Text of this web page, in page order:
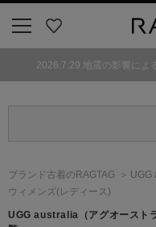
気
2026.7.29 地震の影響によ
ブランド古着のRAGTAG UGG
ウィメンズ(レディース)
UGG australia （アグオースト